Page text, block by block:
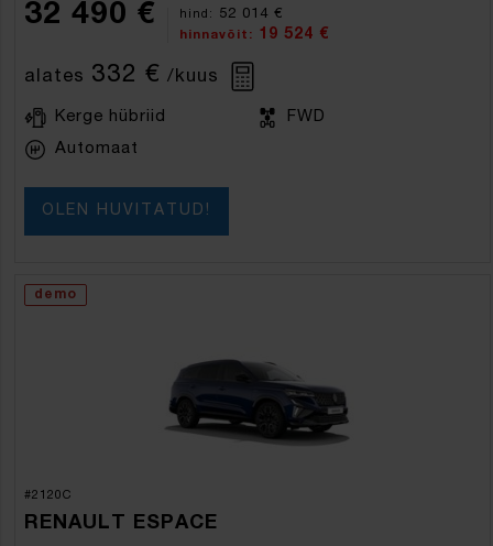
32 490 € hind: 52 014 €
hinnavõit: 19 524 €
alates 332 € /kuus
Kerge hübriid
FWD
Automaat
OLEN HUVITATUD!
demo
#2120C
RENAULT ESPACE